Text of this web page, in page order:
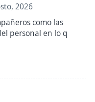
2026
como las
personal en lo q